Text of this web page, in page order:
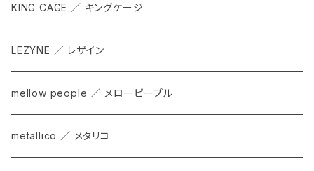
KING CAGE ／ キングケージ
LEZYNE ／ レザイン
mellow people ／ メローピープル
metallico ／ メタリコ